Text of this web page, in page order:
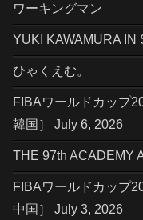
ワーキングマン
YUKI KAWAMURA IN
ひゃくえむ。
FIBAワールドカッ
韓国］ July 6, 2026
THE 97th ACADEMY
FIBAワールドカッ
中国］ July 3, 2026